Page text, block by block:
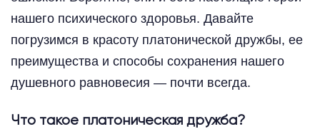
нашего психического здоровья. Давайте
погрузимся в красоту платонической дружбы, ее
преимущества и способы сохранения нашего
душевного равновесия — почти всегда.
Что такое платоническая дружба?